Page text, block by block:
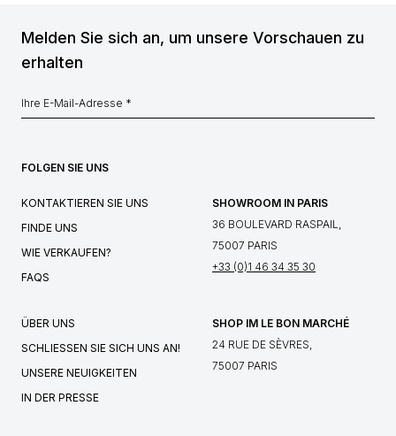
Melden Sie sich an, um unsere Vorschauen zu
erhalten
FOLGEN SIE UNS
KONTAKTIEREN SIE UNS
FINDE UNS
WIE VERKAUFEN?
FAQS
SHOWROOM IN PARIS
36 BOULEVARD RASPAIL,
75007 PARIS
+33 (0)1 46 34 35 30
ÜBER UNS
SCHLIESSEN SIE SICH UNS AN!
UNSERE NEUIGKEITEN
IN DER PRESSE
SHOP IM LE BON MARCHÉ
24 RUE DE SÈVRES,
75007 PARIS